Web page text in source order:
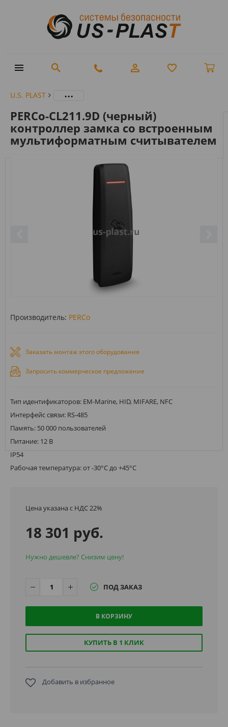
U.S. PLAST ...
PERCo-CL211.9D (черный)
контроллер замка со встроенным
мультиформатным считывателем
Производитель: PERCo
Заказать монтаж этого оборудования
Запросить коммерческое предложение
Тип идентификаторов: EM-Marine, HID, MIFARE, NFC
Интерфейс связи: RS-485
Память: 50 000 пользователей
Питание: 12 В
IP54
Рабочая температура: от -30°C до +45°C
Цена указана с НДС 22%
18 301 руб.
Нужно дешевле? Снизим цену!
ПОД ЗАКАЗ
В КОРЗИНУ
КУПИТЬ В 1 КЛИК
Добавить в избранное